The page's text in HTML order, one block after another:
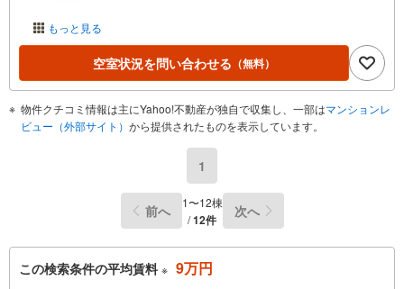
もっと見る
空室状況を問い合わせる （無料）
物件クチコミ情報は主にYahoo!不動産が独自で収集し、一部はマンションレ
ビュー（外部サイト） から提供されたものを表示しています。
1
前へ
1〜12棟
/12件 次へ
この検索条件の平均賃料 ※ 9万円